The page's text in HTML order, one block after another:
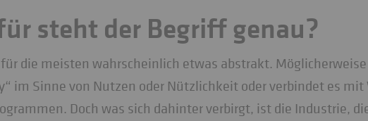
steht der Begriff genau?
die meisten wahrscheinlich etwas abstrakt.
im Sinne von Nutzen oder Nützlichkeit oder verbindet es mit
Doch was sich dahinter verbirgt, ist die Industrie,